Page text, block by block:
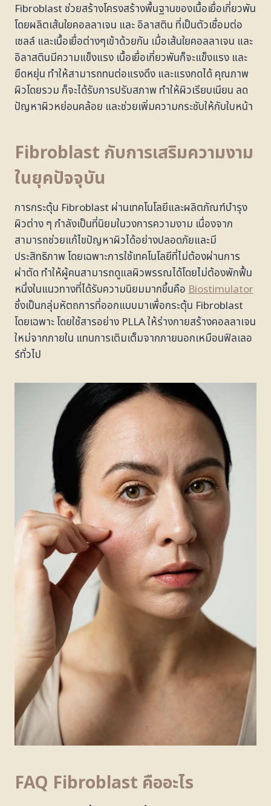
Fibroblast ช่วยสร้างโครงสร้างพื้นฐานของเนื้อเยื่อเกี่ยวพัน
โดยผลิตเส้นใยคอลลาเจน และ อิลาสติน ที่เป็นตัวเชื่อมต่อ
เซลล์ และเนื้อเยื่อต่างๆเข้าด้วยกัน เมื่อเส้นใยคอลลาเจน และ
อิลาสตินมีความแข็งแรง เนื้อเยื่อเกี่ยวพันก็จะแข็งแรง และ
ยืดหยุ่น ทำให้สามารถทนต่อแรงดึง และแรงกดได้ คุณภาพ
ผิวโดยรวม ก็จะได้รับการปรับสภาพ ทำให้ผิวเรียบเนียน ลด
ปัญหาผิวหย่อนคล้อย และช่วยเพิ่มความกระชับให้กับใบหน้า
Fibroblast กับการเสริมความงาม
ในยุคปัจจุบัน
การกระตุ้น Fibroblast ผ่านเทคโนโลยีและผลิตภัณฑ์บำรุง
ผิวต่าง ๆ กำลังเป็นที่นิยมในวงการความงาม เนื่องจาก
สามารถช่วยแก้ไขปัญหาผิวได้อย่างปลอดภัยและมี
ประสิทธิภาพ โดยเฉพาะการใช้เทคโนโลยีที่ไม่ต้องผ่านการ
ผ่าตัด ทำให้ผู้คนสามารถดูแลผิวพรรณได้โดยไม่ต้องพักฟื้น
หนึ่งในแนวทางที่ได้รับความนิยมมากขึ้นคือBiostimulator
ซึ่งเป็นกลุ่มหัตถการที่ออกแบบมาเพื่อกระตุ้น Fibroblast
โดยเฉพาะ โดยใช้สารอย่าง PLLA ให้ร่างกายสร้างคอลลาเจน
ใหม่จากภายใน แทนการเติมเต็มจากภายนอกเหมือนฟิลเลอ
ร์ทั่วไป
FAQ Fibroblast คืออะไร